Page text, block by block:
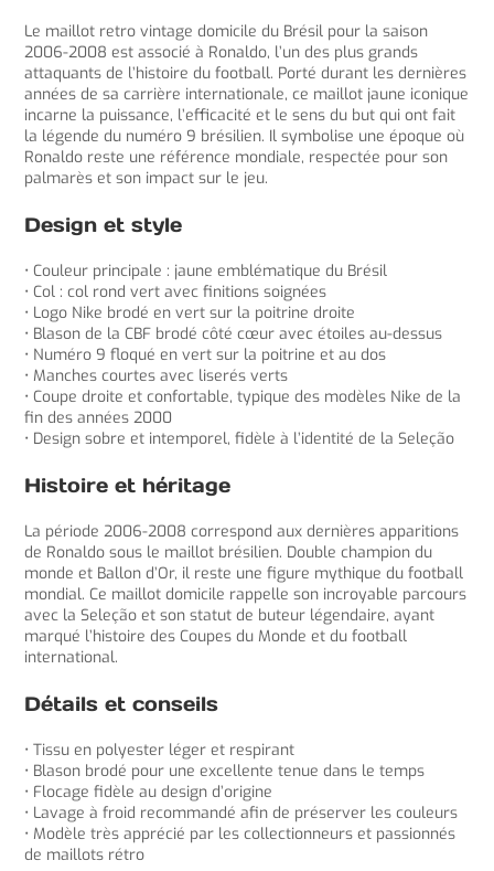
Le maillot retro vintage domicile du Brésil pour la saison
2006-2008 est associé à Ronaldo, l’un des plus grands
attaquants de l’histoire du football. Porté durant les dernières
années de sa carrière internationale, ce maillot jaune iconique
incarne la puissance, l’efficacité et le sens du but qui ont fait
la légende du numéro 9 brésilien. Il symbolise une époque où
Ronaldo reste une référence mondiale, respectée pour son
palmarès et son impact sur le jeu.
Design et style
• Couleur principale : jaune emblématique du Brésil
• Col : col rond vert avec finitions soignées
• Logo Nike brodé en vert sur la poitrine droite
• Blason de la CBF brodé côté cœur avec étoiles au-dessus
• Numéro 9 floqué en vert sur la poitrine et au dos
• Manches courtes avec liserés verts
• Coupe droite et confortable, typique des modèles Nike de la
fin des années 2000
• Design sobre et intemporel, fidèle à l’identité de la Seleção
Histoire et héritage
La période 2006-2008 correspond aux dernières apparitions
de Ronaldo sous le maillot brésilien. Double champion du
monde et Ballon d’Or, il reste une figure mythique du football
mondial. Ce maillot domicile rappelle son incroyable parcours
avec la Seleção et son statut de buteur légendaire, ayant
marqué l’histoire des Coupes du Monde et du football
international.
Détails et conseils
• Tissu en polyester léger et respirant
• Blason brodé pour une excellente tenue dans le temps
• Flocage fidèle au design d’origine
• Lavage à froid recommandé afin de préserver les couleurs
• Modèle très apprécié par les collectionneurs et passionnés
de maillots rétro